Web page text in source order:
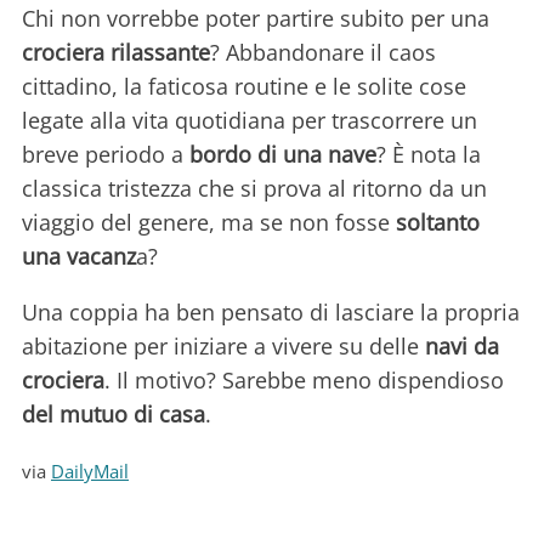
Chi non vorrebbe poter partire subito per una
crociera rilassante? Abbandonare il caos
cittadino, la faticosa routine e le solite cose
legate alla vita quotidiana per trascorrere un
breve periodo a bordo di una nave? È nota la
classica tristezza che si prova al ritorno da un
viaggio del genere, ma se non fosse soltanto
una vacanza?
Una coppia ha ben pensato di lasciare la propria
abitazione per iniziare a vivere su delle navi da
crociera. Il motivo? Sarebbe meno dispendioso
del mutuo di casa.
via DailyMail